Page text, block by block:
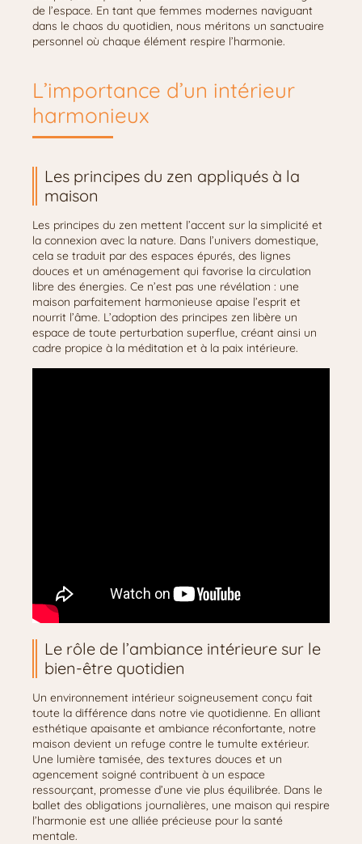
de l’espace. En tant que femmes modernes naviguant
dans le chaos du quotidien, nous méritons un sanctuaire
personnel où chaque élément respire l’harmonie.
L’importance d’un intérieur
harmonieux
Les principes du zen appliqués à la
maison
Les principes du zen mettent l’accent sur la simplicité et
la connexion avec la nature. Dans l’univers domestique,
cela se traduit par des espaces épurés, des lignes
douces et un aménagement qui favorise la circulation
libre des énergies. Ce n’est pas une révélation : une
maison parfaitement harmonieuse apaise l’esprit et
nourrit l’âme. L’adoption des principes zen libère un
espace de toute perturbation superflue, créant ainsi un
cadre propice à la méditation et à la paix intérieure.
Le rôle de l’ambiance intérieure sur le
bien-être quotidien
Un environnement intérieur soigneusement conçu fait
toute la différence dans notre vie quotidienne. En alliant
esthétique apaisante et ambiance réconfortante, notre
maison devient un refuge contre le tumulte extérieur.
Une lumière tamisée, des textures douces et un
agencement soigné contribuent à un espace
ressourçant, promesse d’une vie plus équilibrée. Dans le
ballet des obligations journalières, une maison qui respire
l’harmonie est une alliée précieuse pour la santé
mentale.